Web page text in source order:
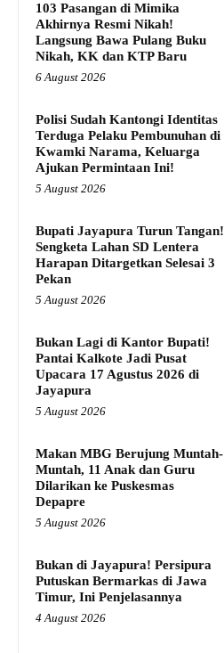
103 Pasangan di Mimika
Akhirnya Resmi Nikah!
Langsung Bawa Pulang Buku
Nikah, KK dan KTP Baru
6 August 2026
Polisi Sudah Kantongi Identitas
Terduga Pelaku Pembunuhan di
Kwamki Narama, Keluarga
Ajukan Permintaan Ini!
5 August 2026
Bupati Jayapura Turun Tangan!
Sengketa Lahan SD Lentera
Harapan Ditargetkan Selesai 3
Pekan
5 August 2026
Bukan Lagi di Kantor Bupati!
Pantai Kalkote Jadi Pusat
Upacara 17 Agustus 2026 di
Jayapura
5 August 2026
Makan MBG Berujung Muntah-
Muntah, 11 Anak dan Guru
Dilarikan ke Puskesmas
Depapre
5 August 2026
Bukan di Jayapura! Persipura
Putuskan Bermarkas di Jawa
Timur, Ini Penjelasannya
4 August 2026